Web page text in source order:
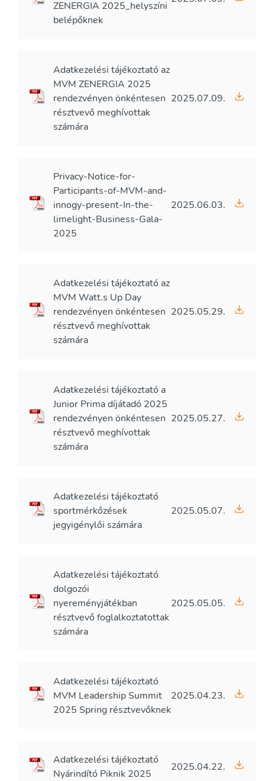
ZENERGIA 2025_helyszíni
belépőknek
Adatkezelési tájékoztató az
MVM ZENERGIA 2025
rendezvényen önkéntesen
résztvevő meghívottak
számára
2025.07.09.
Privacy-Notice-for-
Participants-of-MVM-and-
innogy-present-In-the-
limelight-Business-Gala-
2025
2025.06.03.
Adatkezelési tájékoztató az
MVM Watt.s Up Day
rendezvényen önkéntesen
résztvevő meghívottak
számára
2025.05.29.
Adatkezelési tájékoztató a
Junior Prima díjátadó 2025
rendezvényen önkéntesen
résztvevő meghívottak
számára
2025.05.27.
Adatkezelési tájékoztató
sportmérkőzések
jegyigénylői számára
2025.05.07.
Adatkezelési tájékoztató
dolgozói
nyereményjátékban
résztvevő foglalkoztatottak
számára
2025.05.05.
Adatkezelési tájékoztató
MVM Leadership Summit
2025 Spring résztvevőknek
2025.04.23.
Adatkezelési tájékoztató
Nyárindító Piknik 2025
2025.04.22.